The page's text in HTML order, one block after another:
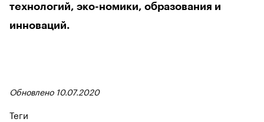
технологий, эко-номики, образования и
инноваций.
Обновлено 10.07.2020
Теги